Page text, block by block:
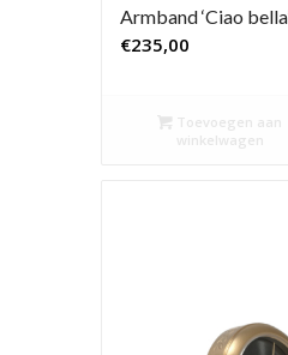
Armband ‘Ciao
€235,00
Toevoegen aan
winkelwagen